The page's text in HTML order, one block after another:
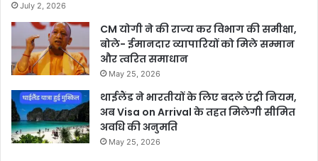
July 2, 2026
CM योगी ने की राज्य कर विभाग की समीक्षा,
बोले- ईमानदार व्यापारियों को मिले सम्मान
और त्वरित समाधान
May 25, 2026
थाईलैंड ने भारतीयों के लिए बदले एंट्री नियम,
अब Visa on Arrival के तहत मिलेगी सीमित
अवधि की अनुमति
May 25, 2026